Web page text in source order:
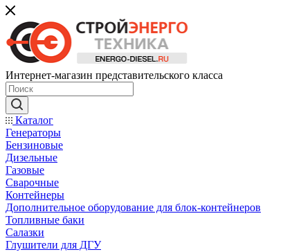
Интернет-магазин представительского класса
Каталог
Генераторы
Бензиновые
Дизельные
Газовые
Сварочные
Контейнеры
Дополнительное оборудование для блок-контейнеров
Топливные баки
Салазки
Глушители для ДГУ